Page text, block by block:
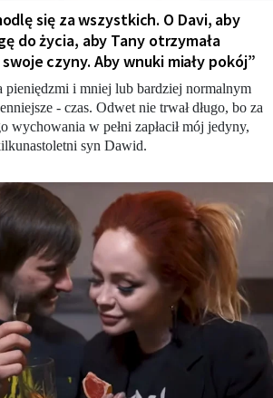
się za wszystkich. O Davi, aby
do życia, aby Tany otrzymała
czyny. Aby wnuki miały pokój”
pieniędzmi i mniej lub bardziej normalnym
- czas. Odwet nie trwał długo, bo za
wychowania w pełni zapłacił mój jedyny,
syn Dawid.